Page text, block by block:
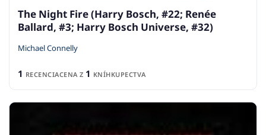
The Night Fire (Harry Bosch, #22; Renée
Ballard, #3; Harry Bosch Universe, #32)
Michael Connelly
1 RECENCIACENA Z 1 KNÍHKUPECTVA